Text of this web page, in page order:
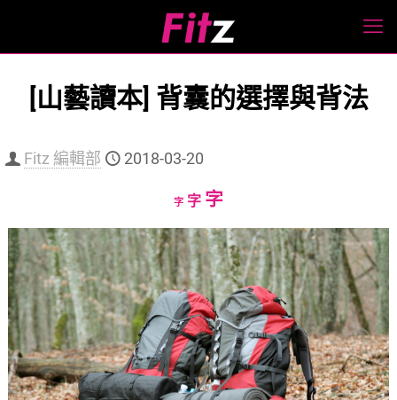
[山藝讀本] 背囊的選擇與背法
Fitz 編輯部 2018-03-20
字Decrease
size.
字Reset
size.
字Increase
size.